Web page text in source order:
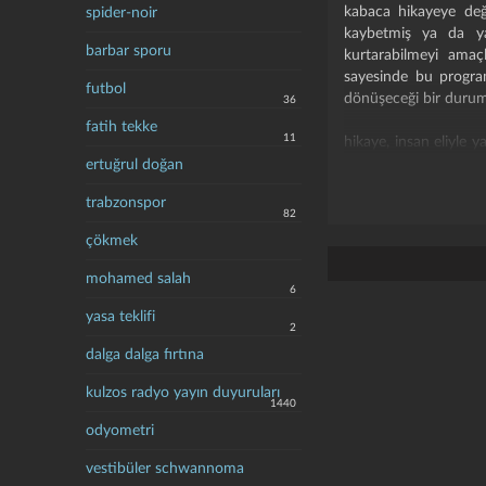
spider-noir
barbar sporu
futbol
36
fatih tekke
11
ertuğrul doğan
trabzonspor
82
çökmek
mohamed salah
6
yasa teklifi
2
dalga dalga fırtına
kulzos radyo yayın duyuruları
1440
odyometri
vestibüler schwannoma
kabaca hikayeye
kaybetmiş ya da
kurtarabilmeyi
sayesinde bu
dönüşeceği bir
hikaye, insan eliyle
serisiyle
'dan
vincent ile patronu